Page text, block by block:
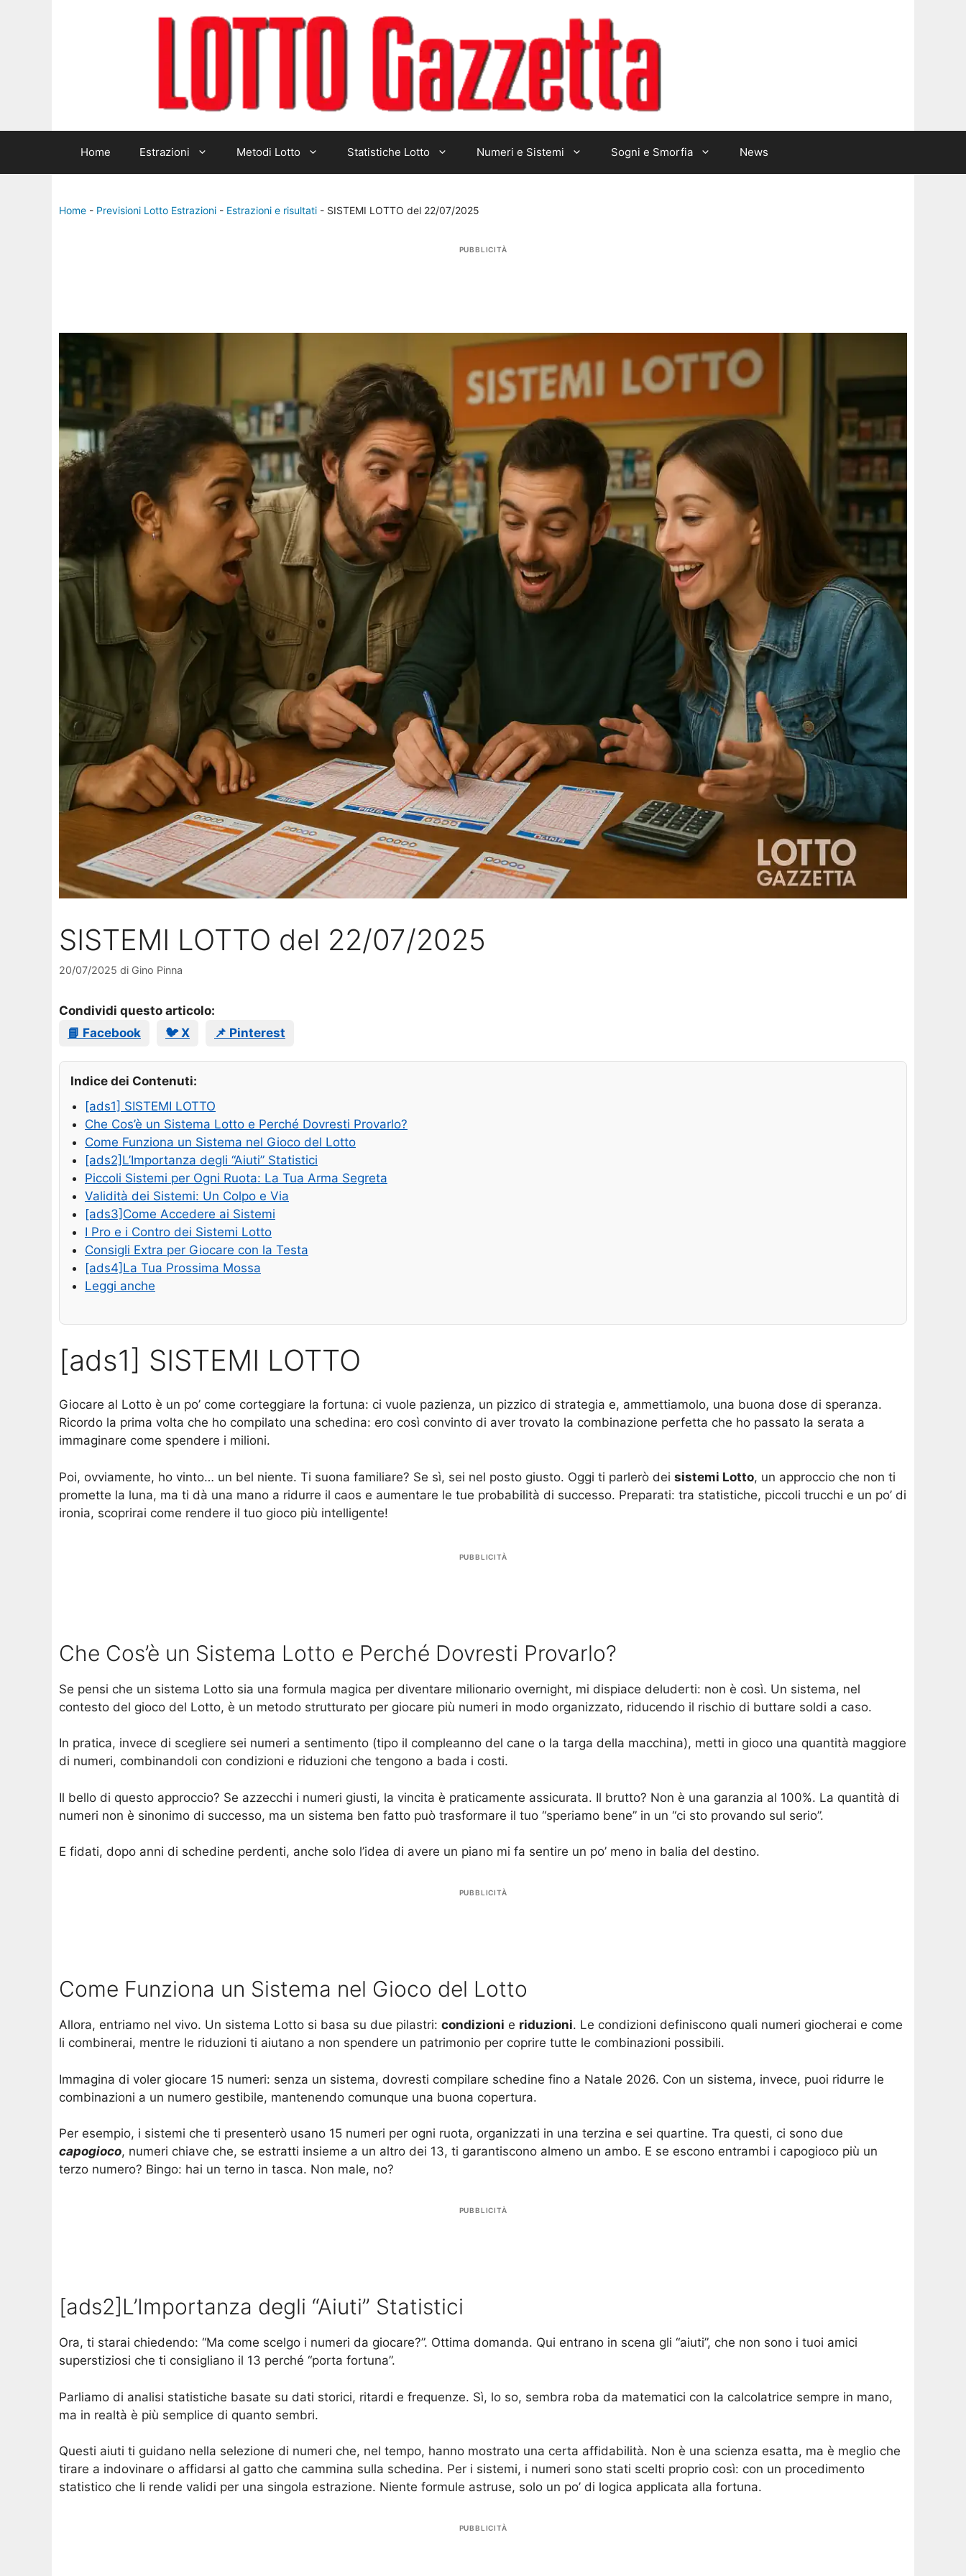
Home Estrazioni Metodi Lotto Statistiche Lotto Numeri e Sistemi Sogni e Smorfia News
Home - Previsioni Lotto Estrazioni - Estrazioni e risultati - SISTEMI LOTTO del 22/07/2025
PUBBLICITÀ
SISTEMI LOTTO del 22/07/2025
20/07/2025 di Gino Pinna
Condividi questo articolo:
📘 Facebook
🐦 X 📌 Pinterest
Indice dei Contenuti:
[ads1] SISTEMI LOTTO
Che Cos’è un Sistema Lotto e Perché Dovresti Provarlo?
Come Funziona un Sistema nel Gioco del Lotto
[ads2]L’Importanza degli “Aiuti” Statistici
Piccoli Sistemi per Ogni Ruota: La Tua Arma Segreta
Validità dei Sistemi: Un Colpo e Via
[ads3]Come Accedere ai Sistemi
I Pro e i Contro dei Sistemi Lotto
Consigli Extra per Giocare con la Testa
[ads4]La Tua Prossima Mossa
Leggi anche
[ads1] SISTEMI LOTTO
Giocare al Lotto è un po’ come corteggiare la fortuna: ci vuole pazienza, un pizzico di strategia e, ammettiamolo, una buona dose di speranza.
Ricordo la prima volta che ho compilato una schedina: ero così convinto di aver trovato la combinazione perfetta che ho passato la serata a
immaginare come spendere i milioni.
Poi, ovviamente, ho vinto… un bel niente. Ti suona familiare? Se sì, sei nel posto giusto. Oggi ti parlerò dei sistemi Lotto, un approccio che non ti
promette la luna, ma ti dà una mano a ridurre il caos e aumentare le tue probabilità di successo. Preparati: tra statistiche, piccoli trucchi e un po’ di
ironia, scoprirai come rendere il tuo gioco più intelligente!
PUBBLICITÀ
Che Cos’è un Sistema Lotto e Perché Dovresti Provarlo?
Se pensi che un sistema Lotto sia una formula magica per diventare milionario overnight, mi dispiace deluderti: non è così. Un sistema, nel
contesto del gioco del Lotto, è un metodo strutturato per giocare più numeri in modo organizzato, riducendo il rischio di buttare soldi a caso.
In pratica, invece di scegliere sei numeri a sentimento (tipo il compleanno del cane o la targa della macchina), metti in gioco una quantità maggiore
di numeri, combinandoli con condizioni e riduzioni che tengono a bada i costi.
Il bello di questo approccio? Se azzecchi i numeri giusti, la vincita è praticamente assicurata. Il brutto? Non è una garanzia al 100%. La quantità di
numeri non è sinonimo di successo, ma un sistema ben fatto può trasformare il tuo “speriamo bene” in un “ci sto provando sul serio”.
E fidati, dopo anni di schedine perdenti, anche solo l’idea di avere un piano mi fa sentire un po’ meno in balia del destino.
PUBBLICITÀ
Come Funziona un Sistema nel Gioco del Lotto
Allora, entriamo nel vivo. Un sistema Lotto si basa su due pilastri: condizioni e riduzioni. Le condizioni definiscono quali numeri giocherai e come
li combinerai, mentre le riduzioni ti aiutano a non spendere un patrimonio per coprire tutte le combinazioni possibili.
Immagina di voler giocare 15 numeri: senza un sistema, dovresti compilare schedine fino a Natale 2026. Con un sistema, invece, puoi ridurre le
combinazioni a un numero gestibile, mantenendo comunque una buona copertura.
Per esempio, i sistemi che ti presenterò usano 15 numeri per ogni ruota, organizzati in una terzina e sei quartine. Tra questi, ci sono due
capogioco, numeri chiave che, se estratti insieme a un altro dei 13, ti garantiscono almeno un ambo. E se escono entrambi i capogioco più un
terzo numero? Bingo: hai un terno in tasca. Non male, no?
PUBBLICITÀ
[ads2]L’Importanza degli “Aiuti” Statistici
Ora, ti starai chiedendo: “Ma come scelgo i numeri da giocare?”. Ottima domanda. Qui entrano in scena gli “aiuti”, che non sono i tuoi amici
superstiziosi che ti consigliano il 13 perché “porta fortuna”.
Parliamo di analisi statistiche basate su dati storici, ritardi e frequenze. Sì, lo so, sembra roba da matematici con la calcolatrice sempre in mano,
ma in realtà è più semplice di quanto sembri.
Questi aiuti ti guidano nella selezione di numeri che, nel tempo, hanno mostrato una certa affidabilità. Non è una scienza esatta, ma è meglio che
tirare a indovinare o affidarsi al gatto che cammina sulla schedina. Per i sistemi, i numeri sono stati scelti proprio così: con un procedimento
statistico che li rende validi per una singola estrazione. Niente formule astruse, solo un po’ di logica applicata alla fortuna.
PUBBLICITÀ